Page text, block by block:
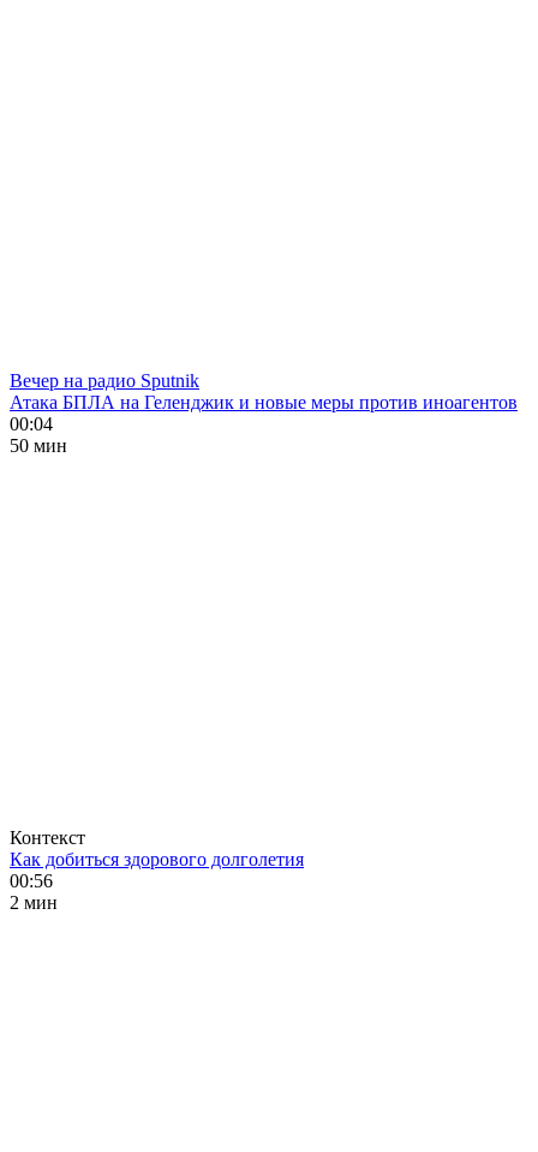
Вечер на радио Sputnik
Атака БПЛА на Геленджик и новые меры против иноагентов
00:04
50 мин
Контекст
Как добиться здорового долголетия
00:56
2 мин